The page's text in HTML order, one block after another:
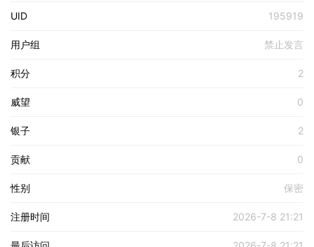
UID 195919
用户组 禁止发言
2
积分
0
威望
2
银子
0
贡献
性别 保密
注册时间 2026-7-8 21:21